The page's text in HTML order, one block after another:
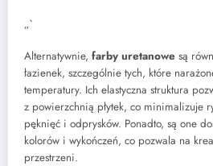
„`
Alternatywnie, farby uretanowe są
łazienek, szczególnie tych, które
temperatury. Ich elastyczna struktura
z powierzchnią płytek, co minimalizuje
pęknięć i odprysków. Ponadto, są one
kolorów i wykończeń, co pozwala na
przestrzeni.